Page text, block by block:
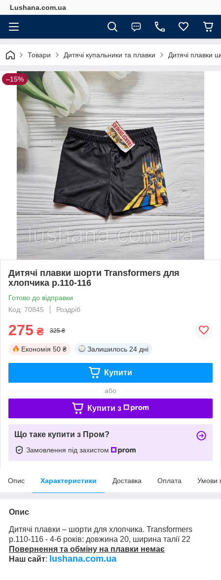
Lushana.com.ua
Товари Дитячі купальники та плавки Дитячі плавки
–15%
Дитячі плавки шорти Transformers для
хлопчика р.110-116
Готово до відправки
Код: 70845
Роздріб
275 ₴ 325 ₴
Економія 50 ₴ Залишилось 24 дні
Купити
або
Купити з
Що таке купити з Пром?
Замовлення під захистом
Опис Характеристики Доставка Оплата Умови
Опис
Дитячі плавки – шорти для хлопчика. Transformers
р.110-116 - 4-6 років: довжина 20, ширина талії 22
Повернення та обміну на плавки немає
Наш сайт: lushana.com.ua